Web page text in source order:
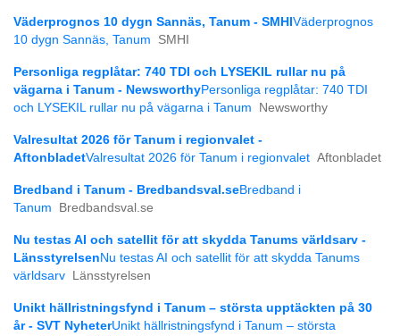
Väderprognos 10 dygn Sannäs, Tanum - SMHI Väderprognos
10 dygn Sannäs, Tanum
SMHI
Personliga regplåtar: 740 TDI och LYSEKIL rullar nu på
vägarna i Tanum - NewsworthyPersonliga regplåtar: 740 TDI
och LYSEKIL rullar nu på vägarna i Tanum
Newsworthy
Valresultat 2026 för Tanum i regionvalet -
AftonbladetValresultat 2026 för Tanum i regionvalet Aftonbladet
Bredband i Tanum - Bredbandsval.seBredband i
Tanum
Bredbandsval.se
Nu testas AI och satellit för att skydda Tanums världsarv -
Länsstyrelsen Nu testas AI och satellit för att skydda Tanums
världsarv
Länsstyrelsen
Unikt hällristningsfynd i Tanum – största upptäckten på 30
år - SVT NyheterUnikt hällristningsfynd i Tanum – största